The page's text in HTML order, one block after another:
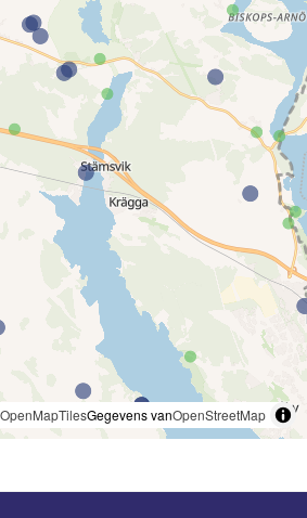
OpenMapTilesGegevens vanOpenStreetMap